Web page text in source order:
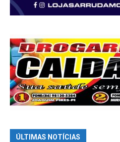
ÚLTIMAS NOTÍCIAS